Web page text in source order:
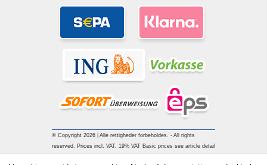
© Copyright 2026 | Alle rettigheder forbeholdes. - All rights
reserved. Prices incl. VAT. 19% VAT Basic prices see article detail